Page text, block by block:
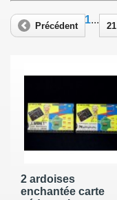
Précédent
1...
21
2 ardoises
enchantée carte